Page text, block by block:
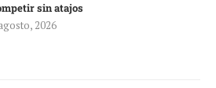
sin atajos
2026